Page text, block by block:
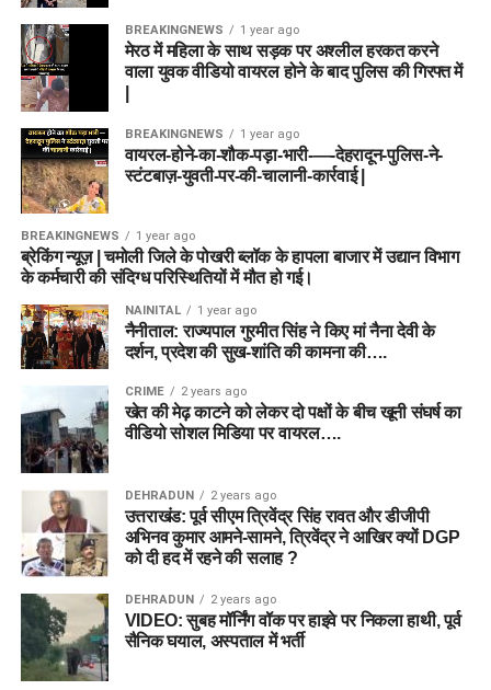
BREAKINGNEWS 1 year ago
मेरठ में महिला के साथ सड़क पर अश्लील हरकत करने
वाला युवक वीडियो वायरल होने के बाद पुलिस की गिरफ्त में
BREAKINGNEWS 1 year ago
वायरल-होने-का-शौक-पड़ा-भारी-—-देहरादून-पुलिस-ने-
स्टंटबाज़-युवती-पर-की-चालानी-कार्रवाई |
BREAKINGNEWS 1 year ago
ब्रेकिंग न्यूज़ | चमोली जिले के पोखरी ब्लॉक के हापला बाजार में उद्यान विभाग
के कर्मचारी की संदिग्ध परिस्थितियों में मौत हो गई।
NAINITAL 1 year ago
नैनीताल: राज्यपाल गुरमीत सिंह ने किए मां नैना देवी के
दर्शन, प्रदेश की सुख-शांति की कामना की….
CRIME 2 years ago
खेत की मेढ़ काटने को लेकर दो पक्षों के बीच खूनी संघर्ष का
वीडियो सोशल मिडिया पर वायरल….
DEHRADUN 2 years ago
उत्तराखंड: पूर्व सीएम त्रिवेंद्र सिंह रावत और डीजीपी
अभिनव कुमार आमने-सामने, त्रिवेंद्र ने आखिर क्यों DGP
को दी हद में रहने की सलाह ?
DEHRADUN 2 years ago
VIDEO: सुबह मॉर्निंग वॉक पर हाइवे पर निकला हाथी, पूर्व
सैनिक घयाल, अस्पताल में भर्ती